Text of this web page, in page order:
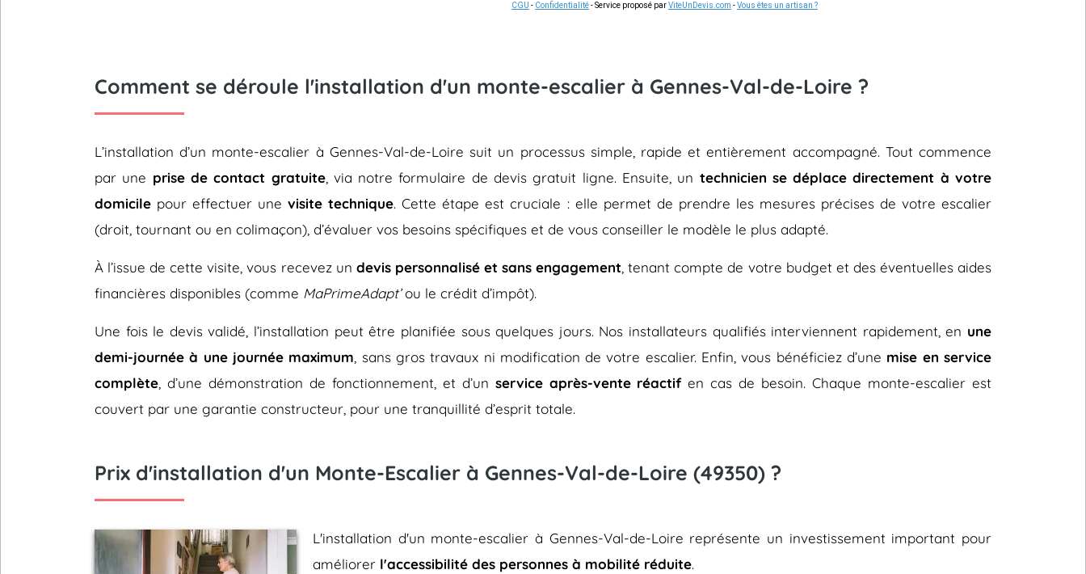
CGU - Confidentialité- Service proposé parViteUnDevis.com -Vous êtes un artisan ?
Comment se déroule l'installation d'un monte-escalier à Gennes-Val-de-Loire ?
L’installation d’un monte-escalier à Gennes-Val-de-Loire suit un processus simple, rapide et entièrement accompagné. Tout commence
par une prise de contact gratuite, via notre formulaire de devis gratuit ligne. Ensuite, un technicien se déplace directement à votre
domicile pour effectuer unevisite technique. Cette étape est cruciale : elle permet de prendre les mesures précises de votre escalier
(droit, tournant ou en colimaçon), d’évaluer vos besoins spécifiques et de vous conseiller le modèle le plus adapté.
À l’issue de cette visite, vous recevez un devis personnalisé et sans engagement , tenant compte de votre budget et des éventuelles aides
financières disponibles (comme MaPrimeAdapt’ou le crédit d’impôt).
Une fois le devis validé, l’installation peut être planifiée sous quelques jours. Nos installateurs qualifiés interviennent rapidement, en une
demi-journée à une journée maximum , sans gros travaux ni modification de votre escalier. Enfin, vous bénéficiez d’une mise en service
complète , d’une démonstration de fonctionnement, et d’un service après-vente réactifen cas de besoin. Chaque monte-escalier est
couvert par une garantie constructeur, pour une tranquillité d’esprit totale.
Prix d'installation d'un Monte-Escalier à Gennes-Val-de-Loire (49350) ?
L'installation d'un monte-escalier à Gennes-Val-de-Loire représente un investissement important pour
améliorer l'accessibilité des personnes à mobilité réduite.